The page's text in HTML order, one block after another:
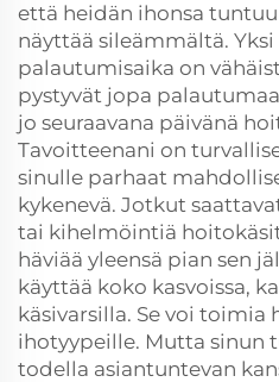
että heidän ihonsa
näyttää sileämmältä.
palautumisaika on
pystyvät jopa
jo seuraavana päivänä
Tavoitteenani on
sinulle parhaat
kykenevä. Jotkut
tai kihelmöintiä
häviää yleensä pian sen
käyttää koko kasvoissa,
käsivarsilla. Se voi toimia
ihotyypeille. Mutta sinun
todella asiantuntevan